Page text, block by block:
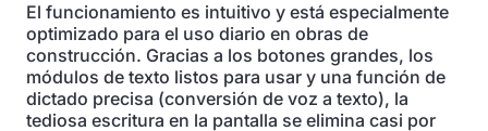
El funcionamiento es intuitivo y está especialmente
optimizado para el uso diario en obras de
construcción. Gracias a los botones grandes, los
módulos de texto listos para usar y una función de
dictado precisa (conversión de voz a texto), la
tediosa escritura en la pantalla se elimina casi por